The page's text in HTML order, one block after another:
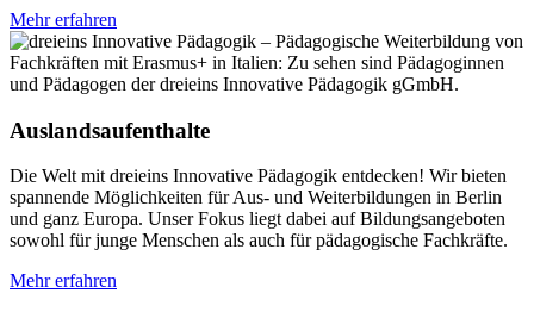
Mehr erfahren
Auslandsaufenthalte
Die Welt mit dreieins Innovative Pädagogik entdecken! Wir bieten
spannende Möglichkeiten für Aus- und Weiterbildungen in Berlin
und ganz Europa. Unser Fokus liegt dabei auf Bildungsangeboten
sowohl für junge Menschen als auch für pädagogische Fachkräfte.
Mehr erfahren